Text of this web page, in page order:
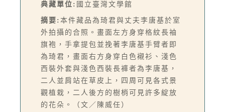
典藏單位: 國立臺灣文學館
摘要: 本件藏品為琦君與丈夫李唐基於室
外拍攝的合照。畫面左方身穿格紋長袖
旗袍，手拿提包並挽著李唐基手臂者即
為琦君，畫面右方身穿白色襯衫、淺色
西裝外套與淺色西裝長褲者為李唐基，
二人並肩站在草皮上，四周可見各式景
觀植栽，二人後方的樹梢可見許多綻放
的花朵。（文／陳威任）